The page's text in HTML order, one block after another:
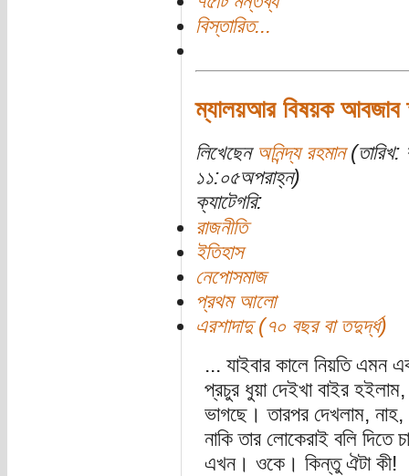
বিস্তারিত...
ম্যালয়আর বিষয়ক আবজাব
লিখেছেন অনিন্দ্য রহমান(তারিখ:
১১:০৫অপরাহ্ন)
ক্যাটেগরি:
রাজনীতি
ইতিহাস
নেপোসমাজ
প্রথম আলো
এরশাদাদু (৭০ বছর বা তদুর্দ্ধ)
... যাইবার কালে নিয়তি এমন
প্রচুর ধুয়া দেইখা বাইর
ভাগছে। তারপর দেখলাম,
নাকি তার লোকেরাই বলি দিতে
এখন। ওকে। কিন্তু ঐটা কী!